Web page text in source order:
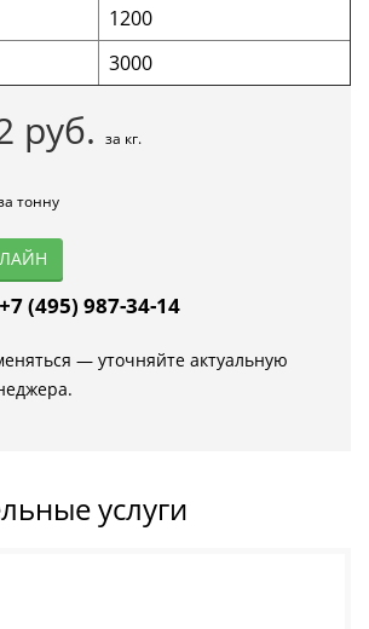
1200
3000
руб. за кг.
тонну
+7 (495) 987-34-14
— уточняйте актуальную
услуги